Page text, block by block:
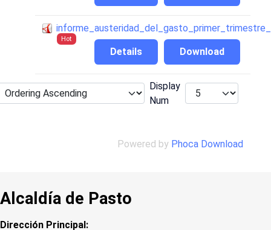
Hot
Download
Details
Display
Num
Powered by Phoca Download
Alcaldía de Pasto
Dirección Principal: